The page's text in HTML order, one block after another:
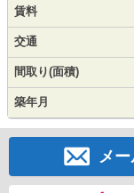
賃料
交通
間取り(面積)
築年月
メ